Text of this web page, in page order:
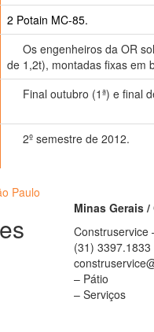
2 Potain MC-85.
Os engenheiros da OR
de 1,2t), montadas fixas em
Final outubro (1ª) e final
2º semestre de 2012.
Paulo
Minas Gerais /
Construservice
(31) 3397.1833
– Pátio
– Serviços